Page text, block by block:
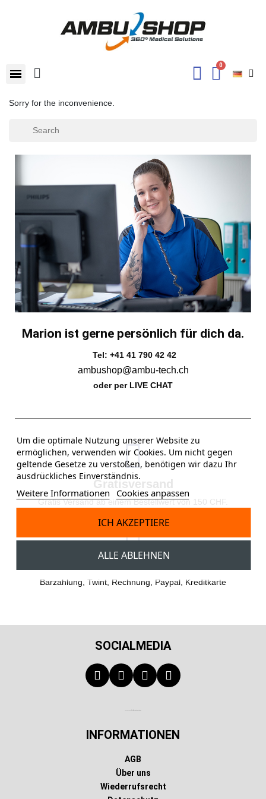
Sorry for the inconvenience.
Marion ist gerne persönlich für dich da.
Tel: +41 41 790 42 42
ambushop@ambu-tech.ch
oder per LIVE CHAT
Gratisversand
Gratis Versand ab einem Bestellwert von 150 CHF.
Barzahlung, Twint, Rechnung, Paypal, Kreditkarte
SOCIALMEDIA
INFORMATIONEN
AGB
Über uns
Wiederrufsrecht
Um die optimale Nutzung unserer Website zu
ermöglichen, verwenden wir Cookies. Um nicht gegen
geltende Gesetze zu verstoßen, benötigen wir dazu Ihr
ausdrückliches Einverständnis.
Weitere Informationen Cookies anpassen
ALLE ABLEHNEN
ICH AKZEPTIERE